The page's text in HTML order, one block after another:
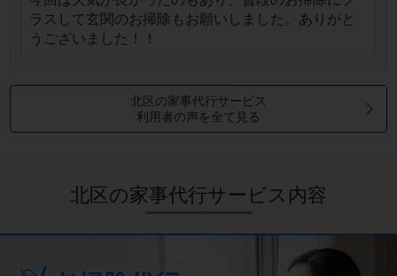
ラスして玄関のお掃除もお願いしました。ありがと
うございました！！
北区の家事代行サービス
利用者の声を全て見る
北区の家事代行サービス内容